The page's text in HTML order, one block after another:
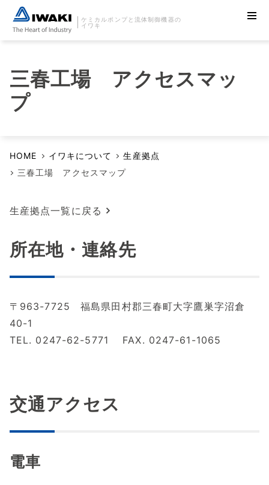
ケミカルポンプと流体制御機器の
イワキ
三春工場 アクセスマッ
プ
HOME イワキについて
生産拠点
三春工場 アクセスマップ
生産拠点一覧に戻る
所在地・連絡先
〒963-7725 福島県田村郡三春町大字鷹巣字沼倉
40-1
TEL. 0247-62-5771 FAX. 0247-61-1065
交通アクセス
電車